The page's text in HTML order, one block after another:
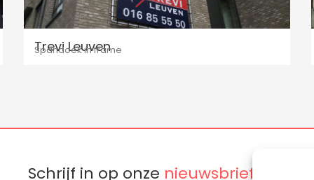
Trevi Leuven
Spandoek in frame
Schrijf in op onze nieuwsbrief